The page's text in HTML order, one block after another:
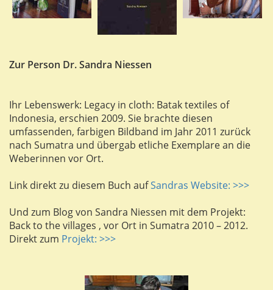
Zur Person Dr. Sandra Niessen
Ihr Lebenswerk: Legacy in cloth: Batak textiles of
Indonesia, erschien 2009. Sie brachte diesen
umfassenden, farbigen Bildband im Jahr 2011 zurück
nach Sumatra und übergab etliche Exemplare an die
Weberinnen vor Ort.
Link direkt zu diesem Buch aufSandras Website: >>>
Und zum Blog von Sandra Niessen mit dem Projekt:
Back to the villages , vor Ort in Sumatra 2010 – 2012.
Direkt zum Projekt: >>>